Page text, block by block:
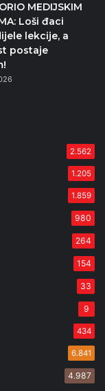
MEDIJSKIM
Loši đaci
lekcije, a
postaje
2.562
1.205
1.859
980
264
154
33
9
434
6.841
4.987